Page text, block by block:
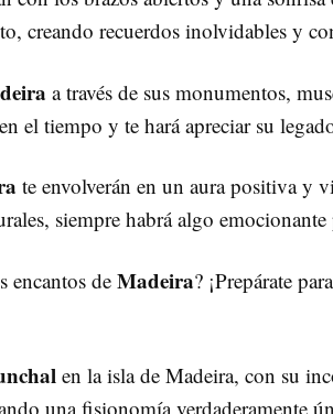
creando recuerdos inolvidables y
a través de sus monumentos,
el tiempo y te hará apreciar su
te envolverán en un aura positiva y
siempre habrá algo
encantos de Madeira? ¡Prepárate
en la isla de Madeira, con su
una fisionomía verdaderamente